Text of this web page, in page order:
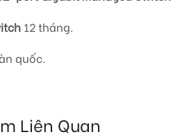
12 tháng.
quốc.
Liên Quan